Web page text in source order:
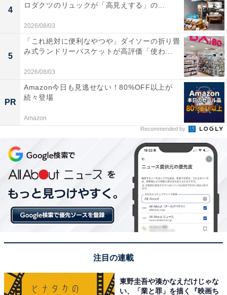
4
ロダクツのリュックが「高見えする」の...
2026/08/03
5
「これ絶対に便利なやつや」ダイソーの折り畳
み式ランドリーバスケットが高評価「使わ...
2026/08/03
PR
Amazon今日も見逃せない！80%OFF以上が
続々登場
Amazon
Recommended by
注目の連載
東野圭吾や湊かなえだけじゃな
い、「業と罪」を描く『映画ち